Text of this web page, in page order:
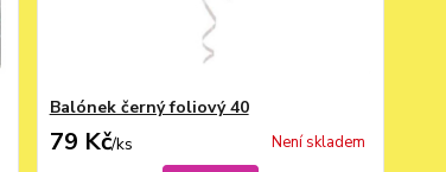
Balónek černý foliový 40
79 Kč/ks Není skladem